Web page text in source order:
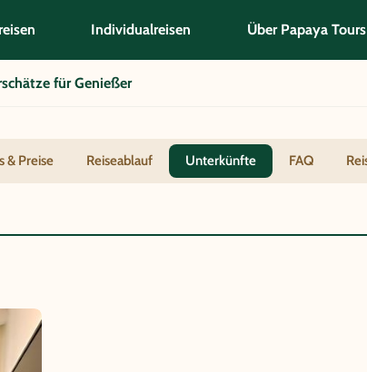
Individualreisen Über Papaya Tours
für Genießer
& Preise Reiseablauf Unterkünfte FAQ